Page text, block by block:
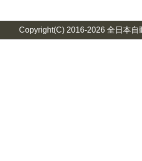
Copyright(C) 2016-2026 全日本